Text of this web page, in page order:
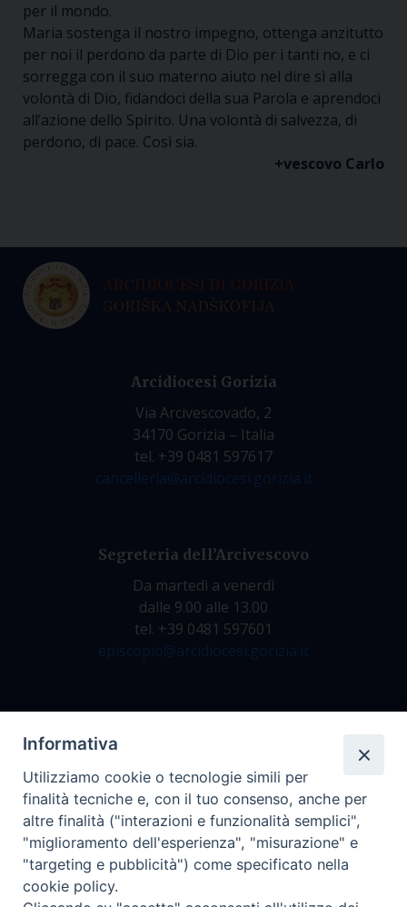
per il mondo.
Maria sostenga il nostro impegno, ottenga anzitutto
per noi il perdono da parte di Dio per i tanti no, e ci
sorregga con il suo materno aiuto nel dire sì alla
volontà di Dio, fidandoci della sua Parola e aprendoci
all’azione dello Spirito. Una volontà di salvezza, di
perdono, di pace. Così sia.
+vescovo Carlo
Arcidiocesi Gorizia
Via Arcivescovado, 2
34170 Gorizia – Italia
tel. +39 0481 597617
cancelleria@arcidiocesi.gorizia.it
Segreteria dell’Arcivescovo
Da martedì a venerdì
dalle 9.00 alle 13.00
tel. +39 0481 597601
episcopio@arcidiocesi.gorizia.it
dalle 9.00 alle 12.30
tel. +39 0481 597628
archivio@arcidiocesi.gorizia.it
Ufficio Comunicazioni Sociali
Informativa
Utilizziamo cookie o tecnologie simili per
finalità tecniche e, con il tuo consenso, anche per
altre finalità ("interazioni e funzionalità semplici",
"miglioramento dell'esperienza", "misurazione" e
"targeting e pubblicità") come specificato nella
cookie policy.